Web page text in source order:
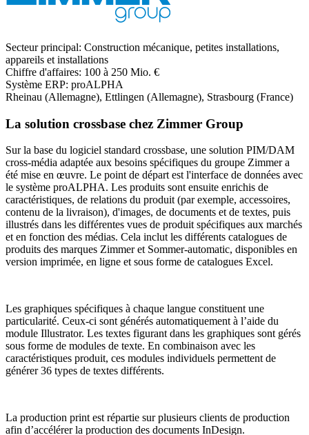
Secteur principal: Construction mécanique, petites installations,
appareils et installations
Chiffre d'affaires: 100 à 250 Mio. €
Système ERP: proALPHA
Rheinau (Allemagne), Ettlingen (Allemagne), Strasbourg (France)
La solution crossbase chez Zimmer Group
Sur la base du logiciel standard crossbase, une solution PIM/DAM
cross-média adaptée aux besoins spécifiques du groupe Zimmer a
été mise en œuvre. Le point de départ est l'interface de données avec
le système proALPHA. Les produits sont ensuite enrichis de
caractéristiques, de relations du produit (par exemple, accessoires,
contenu de la livraison), d'images, de documents et de textes, puis
illustrés dans les différentes vues de produit spécifiques aux marchés
et en fonction des médias. Cela inclut les différents catalogues de
produits des marques Zimmer et Sommer-automatic, disponibles en
version imprimée, en ligne et sous forme de catalogues Excel.
Les graphiques spécifiques à chaque langue constituent une
particularité. Ceux-ci sont générés automatiquement à l’aide du
module Illustrator. Les textes figurant dans les graphiques sont gérés
sous forme de modules de texte. En combinaison avec les
caractéristiques produit, ces modules individuels permettent de
générer 36 types de textes différents.
La production print est répartie sur plusieurs clients de production
afin d’accélérer la production des documents InDesign.